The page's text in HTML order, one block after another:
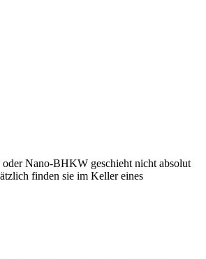
Nano-BHKW geschieht nicht absolut
finden sie im Keller eines